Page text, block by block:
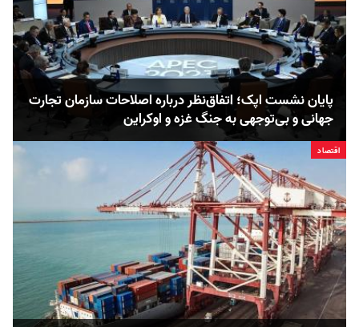
پایان نشست اپک؛ اتفاق‌نظر درباره اصلاحات سازمان تجارت
جهانی و بی‌توجهی به جنگ غزه و اوکراین
اقتصاد